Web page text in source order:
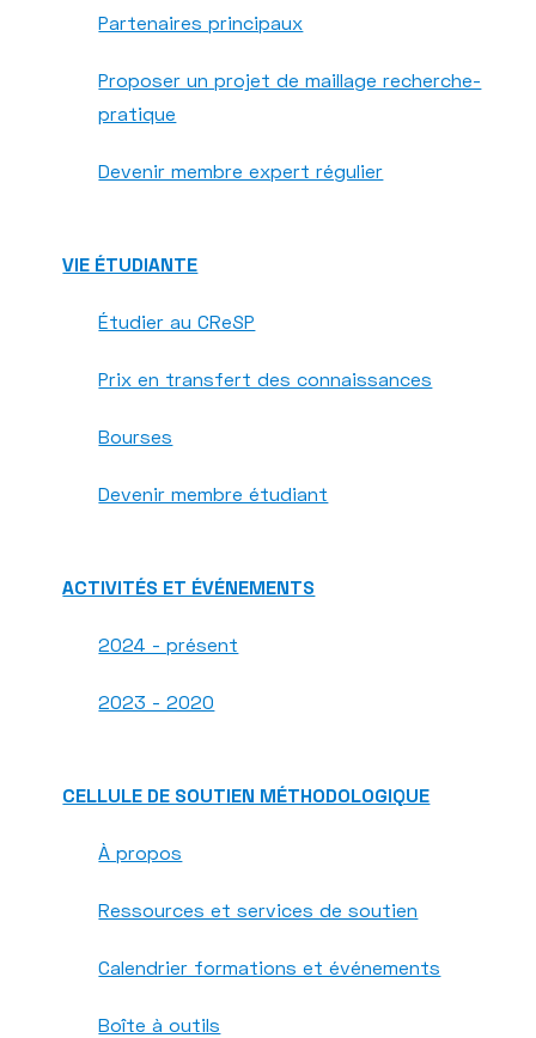
Partenaires principaux
Proposer un projet de maillage recherche-
pratique
Devenir membre expert régulier
VIE ÉTUDIANTE
Étudier au CReSP
Prix en transfert des connaissances
Bourses
Devenir membre étudiant
ACTIVITÉS ET ÉVÉNEMENTS
2024 - présent
2023 - 2020
CELLULE DE SOUTIEN MÉTHODOLOGIQUE
À propos
Ressources et services de soutien
Calendrier formations et événements
Boîte à outils